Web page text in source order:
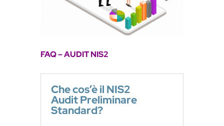
FAQ – AUDIT NIS2
Che cos’è il NIS2
Audit Preliminare
Standard?